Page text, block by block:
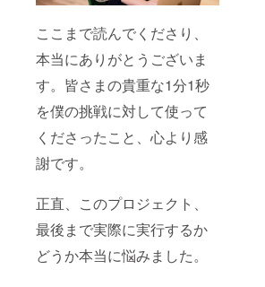
ここまで読んでくださり、
本当にありがとうございま
す。皆さまの貴重な1分1秒
を僕の挑戦に対して使って
くださったこと、心より感
謝です。
正直、このプロジェクト、
最後まで実際に実行するか
どうか本当に悩みました。